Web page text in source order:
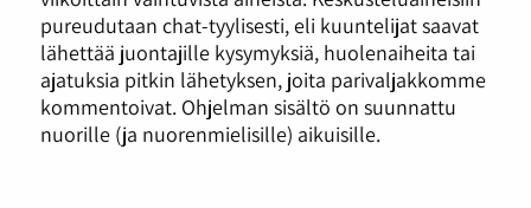
pureudutaan chat-tyylisesti, eli kuuntelijat saavat
lähettää juontajille kysymyksiä, huolenaiheita tai
ajatuksia pitkin lähetyksen, joita parivaljakkomme
kommentoivat. Ohjelman sisältö on suunnattu
nuorille (ja nuorenmielisille) aikuisille.